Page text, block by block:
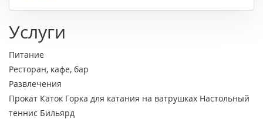
Услуги
Питание
Ресторан, кафе, бар
Развлечения
Прокат Каток Горка для катания на ватрушках Настольный
теннис Бильярд